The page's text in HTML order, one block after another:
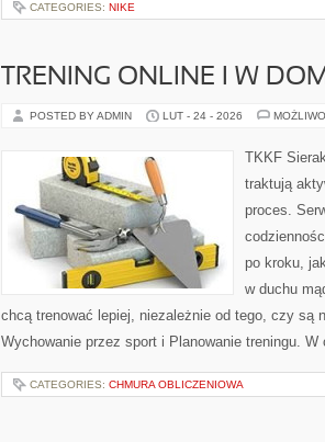
CATEGORIES: NIKE
TRENING ONLINE I W
POSTED BY ADMIN LUT - 24 - 2026
TKKF
traktują
proces.
po kroku,
w duchu
chcą trenować lepiej, niezależnie od tego, czy są
Wychowanie przez sport i Planowanie treningu.
CATEGORIES: CHMURA OBLICZENIOWA